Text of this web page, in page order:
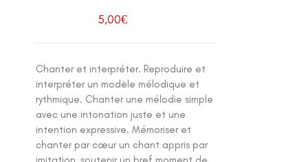
5,00€
Chanter et interpréter. Reproduire et
interpréter un modèle mélodique et
rythmique. Chanter une mélodie simple
avec une intonation juste et une
intention expressive. Mémoriser et
chanter par cœur un chant appris par